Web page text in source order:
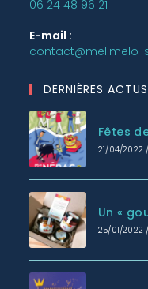
06 24 48 96 21
E-mail :
contact@melimelo-
DERNIÈRES
Fêtes
21/04/2022 /
Un «
25/01/2022 /